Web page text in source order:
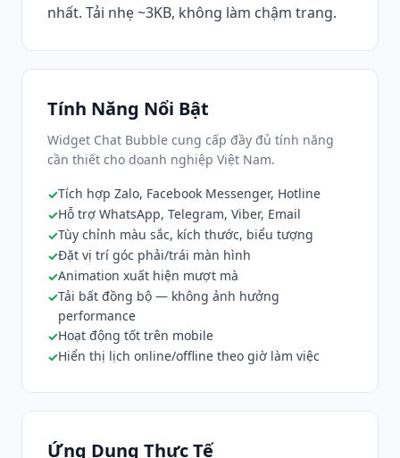
nhất. Tải nhẹ ~3KB, không làm chậm trang.
Tính Năng Nổi Bật
Widget Chat Bubble cung cấp đầy đủ tính năng
cần thiết cho doanh nghiệp Việt Nam.
Tích hợp Zalo, Facebook Messenger, Hotline
Hỗ trợ WhatsApp, Telegram, Viber, Email
Tùy chỉnh màu sắc, kích thước, biểu tượng
Đặt vị trí góc phải/trái màn hình
Animation xuất hiện mượt mà
Tải bất đồng bộ — không ảnh hưởng
performance
Hoạt động tốt trên mobile
Hiển thị lịch online/offline theo giờ làm việc
Ứng Dụng Thực Tế